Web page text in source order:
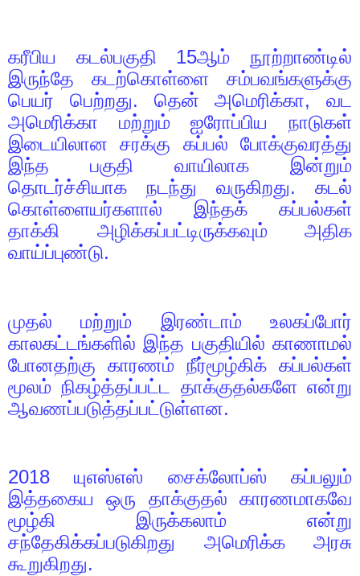
கரீபிய கடல்பகுதி 15ஆம் நூற்றாண்டில்
இருந்தே கடற்கொள்ளை சம்பவங்களுக்கு
பெயர் பெற்றது. தென் அமெரிக்கா, வட
அமெரிக்கா மற்றும் ஐரோப்பிய நாடுகள்
இடையிலான சரக்கு கப்பல் போக்குவரத்து
இந்த பகுதி வாயிலாக இன்றும்
தொடர்ச்சியாக நடந்து வருகிறது. கடல்
கொள்ளையர்களால் இந்தக் கப்பல்கள்
தாக்கி அழிக்கப்பட்டிருக்கவும் அதிக
வாய்ப்புண்டு.
முதல் மற்றும் இரண்டாம் உலகப்போர்
காலகட்டங்களில் இந்த பகுதியில் காணாமல்
போனதற்கு காரணம் நீர்மூழ்கிக் கப்பல்கள்
மூலம் நிகழ்த்தப்பட்ட தாக்குதல்களே என்று
ஆவணப்படுத்தப்பட்டுள்ளன.
2018 யுஎஸ்எஸ் சைக்லோப்ஸ் கப்பலும்
இத்தகைய ஒரு தாக்குதல் காரணமாகவே
மூழ்கி இருக்கலாம் என்று
சந்தேகிக்கப்படுகிறது அமெரிக்க அரசு
கூறுகிறது.